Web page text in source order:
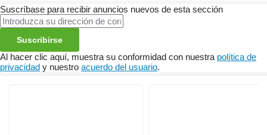
Suscríbase para recibir anuncios nuevos de esta sección
Suscribirse
Al hacer clic aquí, muestra su conformidad con nuestra política de
privacidad y nuestro acuerdo del usuario.